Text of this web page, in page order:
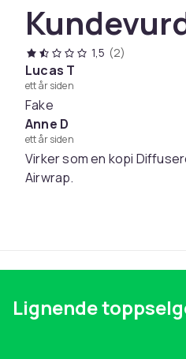
Pakken inkluderer:
1 x Diffuser
Farge
Vekt, gram
Artikkel nr.
1,5 (2)
Lucas T
ett år siden
Fake
Anne D
ett år siden
Virker som en kopi
Airwrap.
Lignende